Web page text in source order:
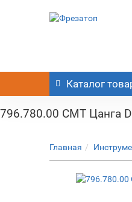
Каталог
796.780.00 CMT Цанга
Главная